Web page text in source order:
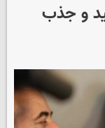
و جذب